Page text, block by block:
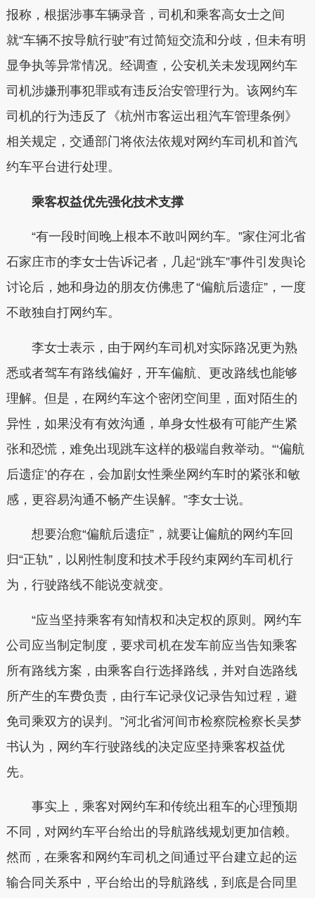
报称，根据涉事车辆录音，司机和乘客高女士之间
就“车辆不按导航行驶”有过简短交流和分歧，但未有明
显争执等异常情况。经调查，公安机关未发现网约车
司机涉嫌刑事犯罪或有违反治安管理行为。该网约车
司机的行为违反了《杭州市客运出租汽车管理条例》
相关规定，交通部门将依法依规对网约车司机和首汽
约车平台进行处理。
乘客权益优先强化技术支撑
“有一段时间晚上根本不敢叫网约车。”家住河北省
石家庄市的李女士告诉记者，几起“跳车”事件引发舆论
讨论后，她和身边的朋友仿佛患了“偏航后遗症”，一度
不敢独自打网约车。
李女士表示，由于网约车司机对实际路况更为熟
悉或者驾车有路线偏好，开车偏航、更改路线也能够
理解。但是，在网约车这个密闭空间里，面对陌生的
异性，如果没有有效沟通，单身女性极有可能产生紧
张和恐慌，难免出现跳车这样的极端自救举动。“‘偏航
后遗症’的存在，会加剧女性乘坐网约车时的紧张和敏
感，更容易沟通不畅产生误解。”李女士说。
想要治愈“偏航后遗症”，就要让偏航的网约车回
归“正轨”，以刚性制度和技术手段约束网约车司机行
为，行驶路线不能说变就变。
“应当坚持乘客有知情权和决定权的原则。网约车
公司应当制定制度，要求司机在发车前应当告知乘客
所有路线方案，由乘客自行选择路线，并对自选路线
所产生的车费负责，由行车记录仪记录告知过程，避
免司乘双方的误判。”河北省河间市检察院检察长吴梦
书认为，网约车行驶路线的决定应坚持乘客权益优
先。
事实上，乘客对网约车和传统出租车的心理预期
不同，对网约车平台给出的导航路线规划更加信赖。
然而，在乘客和网约车司机之间通过平台建立起的运
输合同关系中，平台给出的导航路线，到底是合同里